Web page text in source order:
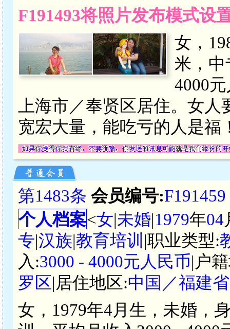
F191493将照片发布模式设
女，
米，中
4000
上海市／奉贤区居住。女
宽宏大量，能吃亏的人是福
第1483条 会员编号:F191459
个人档案<女|未婚|1979年04
专|汉族|教育培训 |职业类型:
入:3000 - 4000元人民币|户
罗区|居住地区:中国／福建
女，1979年4月生，未婚，